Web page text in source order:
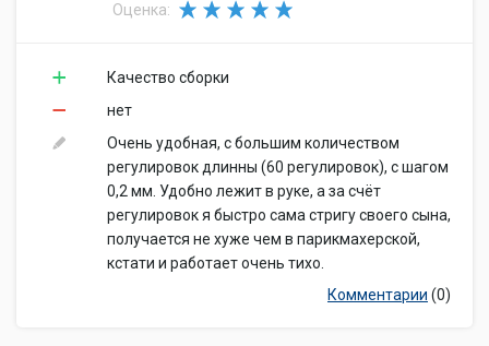
Оценка:
Качество сборки
нет
Очень удобная, с большим количеством
регулировок длинны (60 регулировок), с шагом
0,2 мм. Удобно лежит в руке, а за счёт
регулировок я быстро сама стригу своего сына,
получается не хуже чем в парикмахерской,
кстати и работает очень тихо.
Комментарии (0)